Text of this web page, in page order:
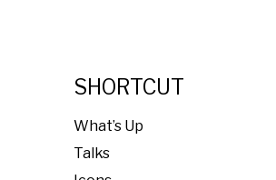
SHORTCUT
What’s Up
Talks